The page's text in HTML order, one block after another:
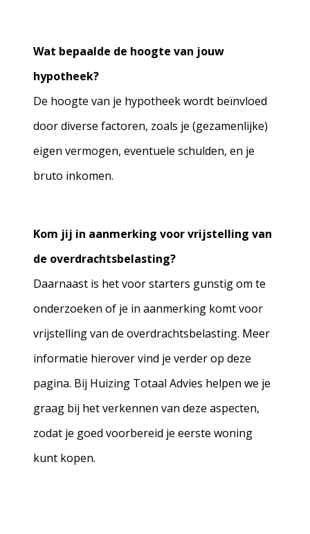
Wat bepaalde de hoogte van jouw
hypotheek?
De hoogte van je hypotheek wordt beïnvloed
door diverse factoren, zoals je (gezamenlijke)
eigen vermogen, eventuele schulden, en je
bruto inkomen.
Kom jij in aanmerking voor vrijstelling van
de overdrachtsbelasting?
Daarnaast is het voor starters gunstig om te
onderzoeken of je in aanmerking komt voor
vrijstelling van de overdrachtsbelasting. Meer
informatie hierover vind je verder op deze
pagina. Bij Huizing Totaal Advies helpen we je
graag bij het verkennen van deze aspecten,
zodat je goed voorbereid je eerste woning
kunt kopen.